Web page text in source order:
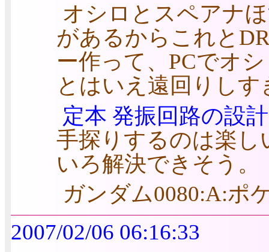
オシロとスペアナ
があるからこれと
ー作って、PCでオ
とはいえ遠回りしす
定本 発振回路の設
手探りするのは楽
いろ解決できそう。
ガンダム0080:A:ポ
2007/02/06 06:16:33